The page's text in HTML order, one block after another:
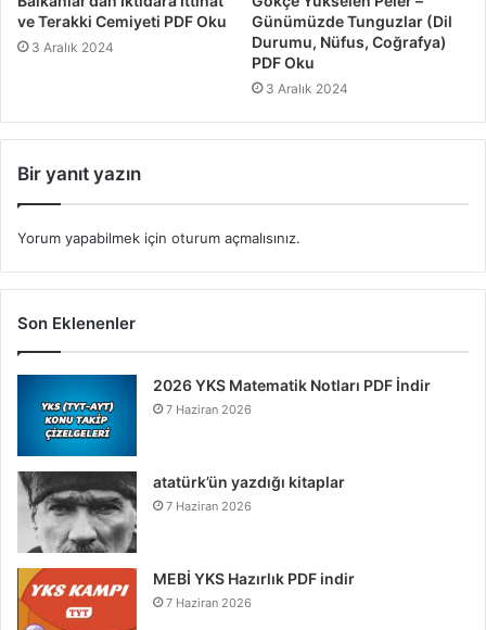
ve Terakki Cemiyeti PDF Oku
3 Aralık 2024
Günümüzde Tunguzlar (Dil
Durumu, Nüfus, Coğrafya)
PDF Oku
3 Aralık 2024
Bir yanıt yazın
Yorum yapabilmek için oturum açmalısınız.
Son Eklenenler
2026 YKS Matematik Notları PDF İndir
7 Haziran 2026
atatürk’ün yazdığı kitaplar
7 Haziran 2026
MEBİ YKS Hazırlık PDF indir
7 Haziran 2026